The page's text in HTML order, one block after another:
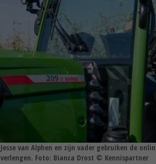
Jesse van Alphen en zijn vader gebruiken de
verlengen. Foto: Bianca Drost © Kennispartner